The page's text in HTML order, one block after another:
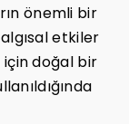
önemli bir
algısal etkiler
için doğal bir